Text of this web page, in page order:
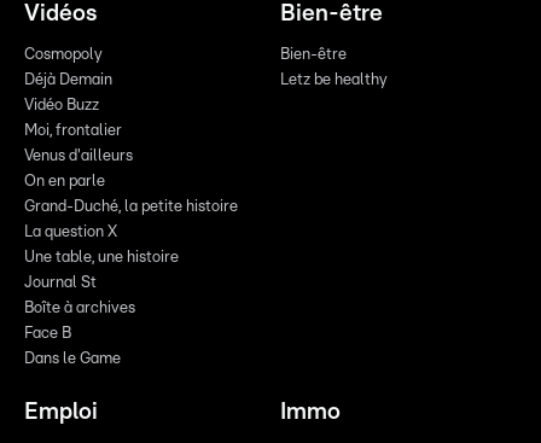
Vidéos
Cosmopoly
Déjà Demain
Vidéo Buzz
Moi, frontalier
Venus d'ailleurs
On en parle
Grand-Duché, la petite histoire
La question X
Une table, une histoire
Journal St
Boîte à archives
Face B
Dans le Game
Bien-être
Bien-être
Letz be healthy
Emploi Immo